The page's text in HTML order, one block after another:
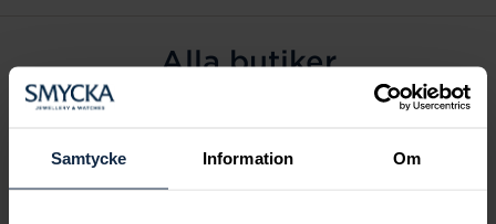
Samtycke Information Om
Alla butiker
Alingsås
Arvidsjaur